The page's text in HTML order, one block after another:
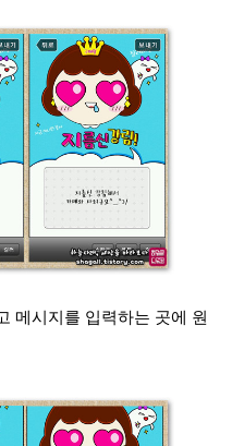
메시지를 입력하는 곳에 원